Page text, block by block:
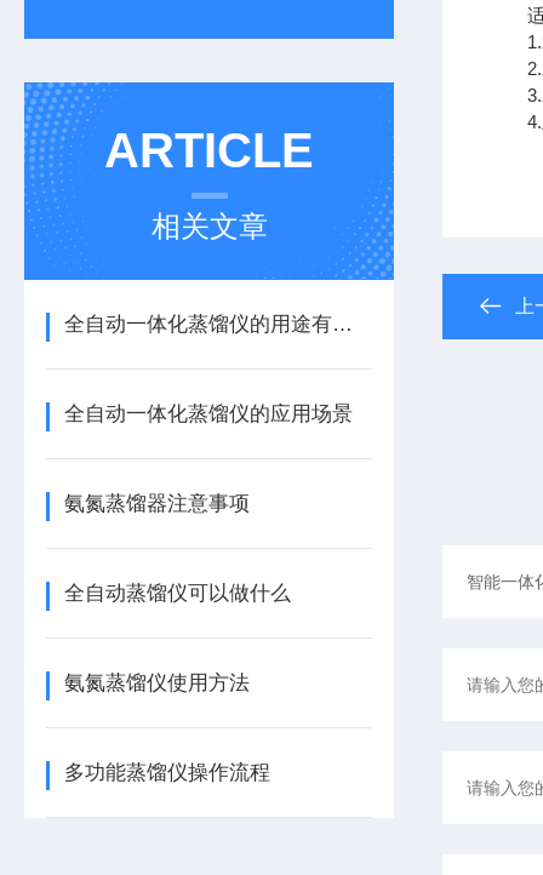
ARTICLE
相关文章
全自动一体化蒸馏仪的用途有哪些
全自动一体化蒸馏仪的应用场景
氨氮蒸馏器注意事项
全自动蒸馏仪可以做什么
氨氮蒸馏仪使用方法
多功能蒸馏仪操作流程
适
1.水
2.水
3.水
4.土